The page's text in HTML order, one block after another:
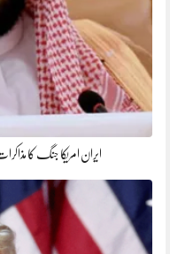
ایران امریکا جنگ کا